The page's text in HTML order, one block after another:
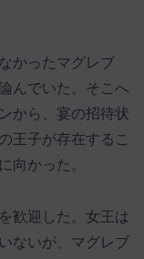
かったマグレブ
んでいた。そこへ
から、宴の招待状
王子が存在するこ
向かった。
歓迎した。女王は
ないが、マグレブ